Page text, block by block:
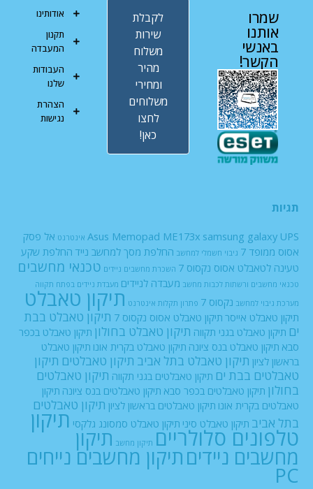
שמרו
אותנו
באנשי
הקשר!
לקבלת
שירות
משלוח
מהיר
ומחירי
משלוחים
לחצו
כאן!
אודותינו
תקנון
המעבדה
העבודות
שלנו
הצהרת
נגישות
תגיות
Asus Memopad ME173x samsung galaxy UPS אינטרנט אל פסק
אסוס ממופד 7
גיבוי חשמלי למחשב החלפת מסך למחשב נייד החלפת שקע
טעינה לטאבלט אסוס נקסוס 7
השכרת מחשבים ניידים טכנאי מחשבים
טכנאי מחשבים ורשתות לכבות מחשב מעבדה לניידים מעבדת ניידים בפתח תקווה
מערכת גיבוי למחשב נקסוס 7 פתרון תקלות אינטרנט תיקון טאבלט
תיקון טאבלט אייסר תיקון טאבלט אסוס נקסוס 7
תיקון טאבלט בבת
ים תיקון טאבלט בגני תקווה תיקון טאבלט בחולון תיקון טאבלט בכפר
סבא תיקון טאבלט בנס ציונה תיקון טאבלט בקרית אונו תיקון טאבלט
בראשון לציון תיקון טאבלט בתל אביב תיקון טאבלטים תיקון
טאבלטים בבת ים תיקון טאבלטים בגני תקווה תיקון טאבלטים
בחולון תיקון טאבלטים בכפר סבא תיקון טאבלטים בנס ציונה תיקון
טאבלטים בקרית אונו תיקון טאבלטים בראשון לציון תיקון טאבלטים
בתל אביב תיקון טאבלט סיני תיקון טאבלט סמסונג גלקסי תיקון
טלפונים סלולריים תיקון מחשב תיקון
מחשבים ניידיםתיקון מחשבים נייחים
PC